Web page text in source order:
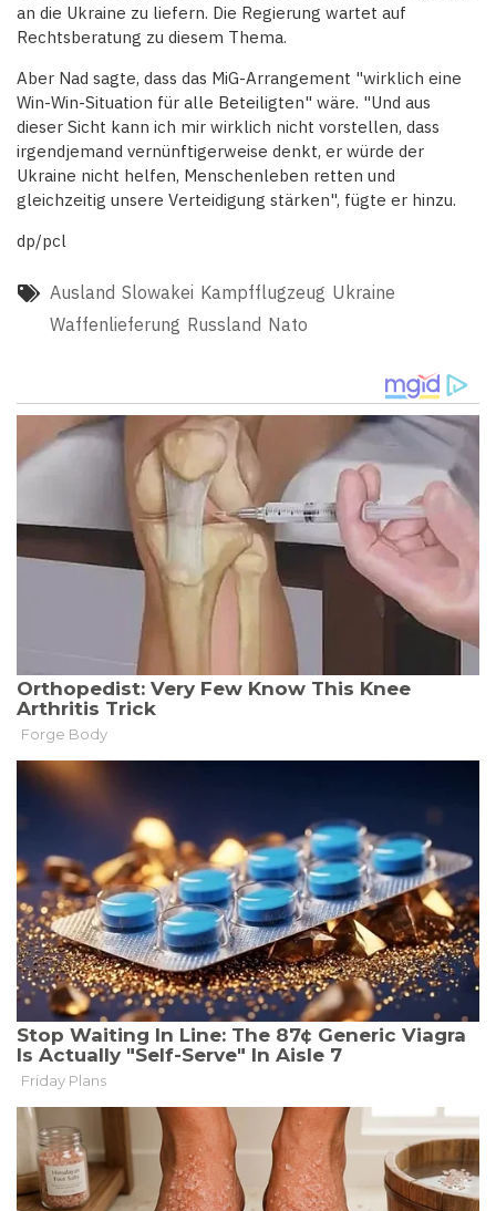
an die Ukraine zu liefern. Die Regierung wartet auf
Rechtsberatung zu diesem Thema.
Aber Nad sagte, dass das MiG-Arrangement "wirklich eine
Win-Win-Situation für alle Beteiligten" wäre. "Und aus
dieser Sicht kann ich mir wirklich nicht vorstellen, dass
irgendjemand vernünftigerweise denkt, er würde der
Ukraine nicht helfen, Menschenleben retten und
gleichzeitig unsere Verteidigung stärken", fügte er hinzu.
dp/pcl
Ausland Slowakei Kampfflugzeug Ukraine
Waffenlieferung Russland Nato